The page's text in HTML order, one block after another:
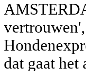
dat gaat